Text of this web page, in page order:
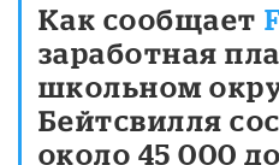
Как сообщает
заработная
школьном
Бейтсвилля
около 45 000